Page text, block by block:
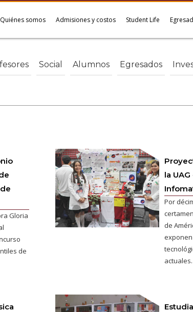
Quiénes somos Admisiones y costos Student Life
Social Alumnos Egresados
Gloria
de
la
Por
de
actuales.